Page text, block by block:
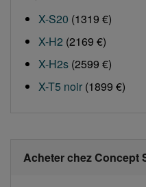
X-S20 (1319 €)
X-H2 (2169 €)
X-H2s (2599 €)
X-T5 noir (1899 €)
Acheter chez Concept